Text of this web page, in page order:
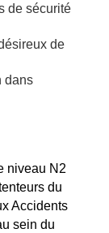
de sécurité
de
dans
niveau N2
du
Accidents
sein du